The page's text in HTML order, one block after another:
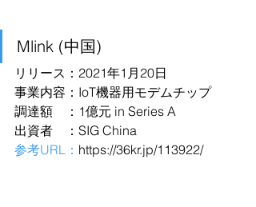
Mlink (中国)
リリース：2021年1月20日
事業内容：IoT機器用モデムチップ
調達額　：1億元 in Series A
出資者　：SIG China
参考URL： https://36kr.jp/113922/